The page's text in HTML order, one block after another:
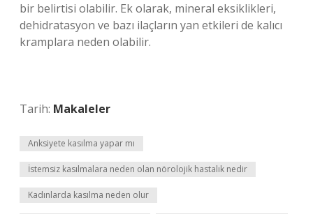
bir belirtisi olabilir. Ek olarak, mineral eksiklikleri,
dehidratasyon ve bazı ilaçların yan etkileri de kalıcı
kramplara neden olabilir.
Tarih: Makaleler
Anksiyete kasılma yapar mı
İstemsiz kasılmalara neden olan nörolojik hastalık nedir
Kadınlarda kasılma neden olur